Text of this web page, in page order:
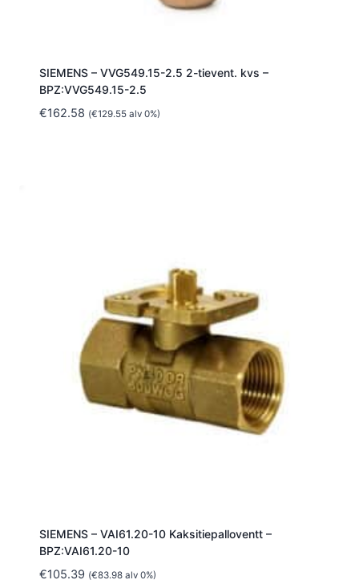
SIEMENS – VVG549.15-2.5 2-tievent. kvs –
BPZ:VVG549.15-2.5
€162.58 (€129.55alv 0%)
SIEMENS – VAI61.20-10 Kaksitiepalloventt –
BPZ:VAI61.20-10
€105.39 (€83.98alv 0%)